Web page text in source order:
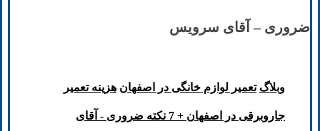
ضروری – آقای سرویس
وبلاگ تعمیر لوازم خانگی در اصفهان هزینه تعمیر
جاروبرقی در اصفهان + 7 نکته ضروری - آقای